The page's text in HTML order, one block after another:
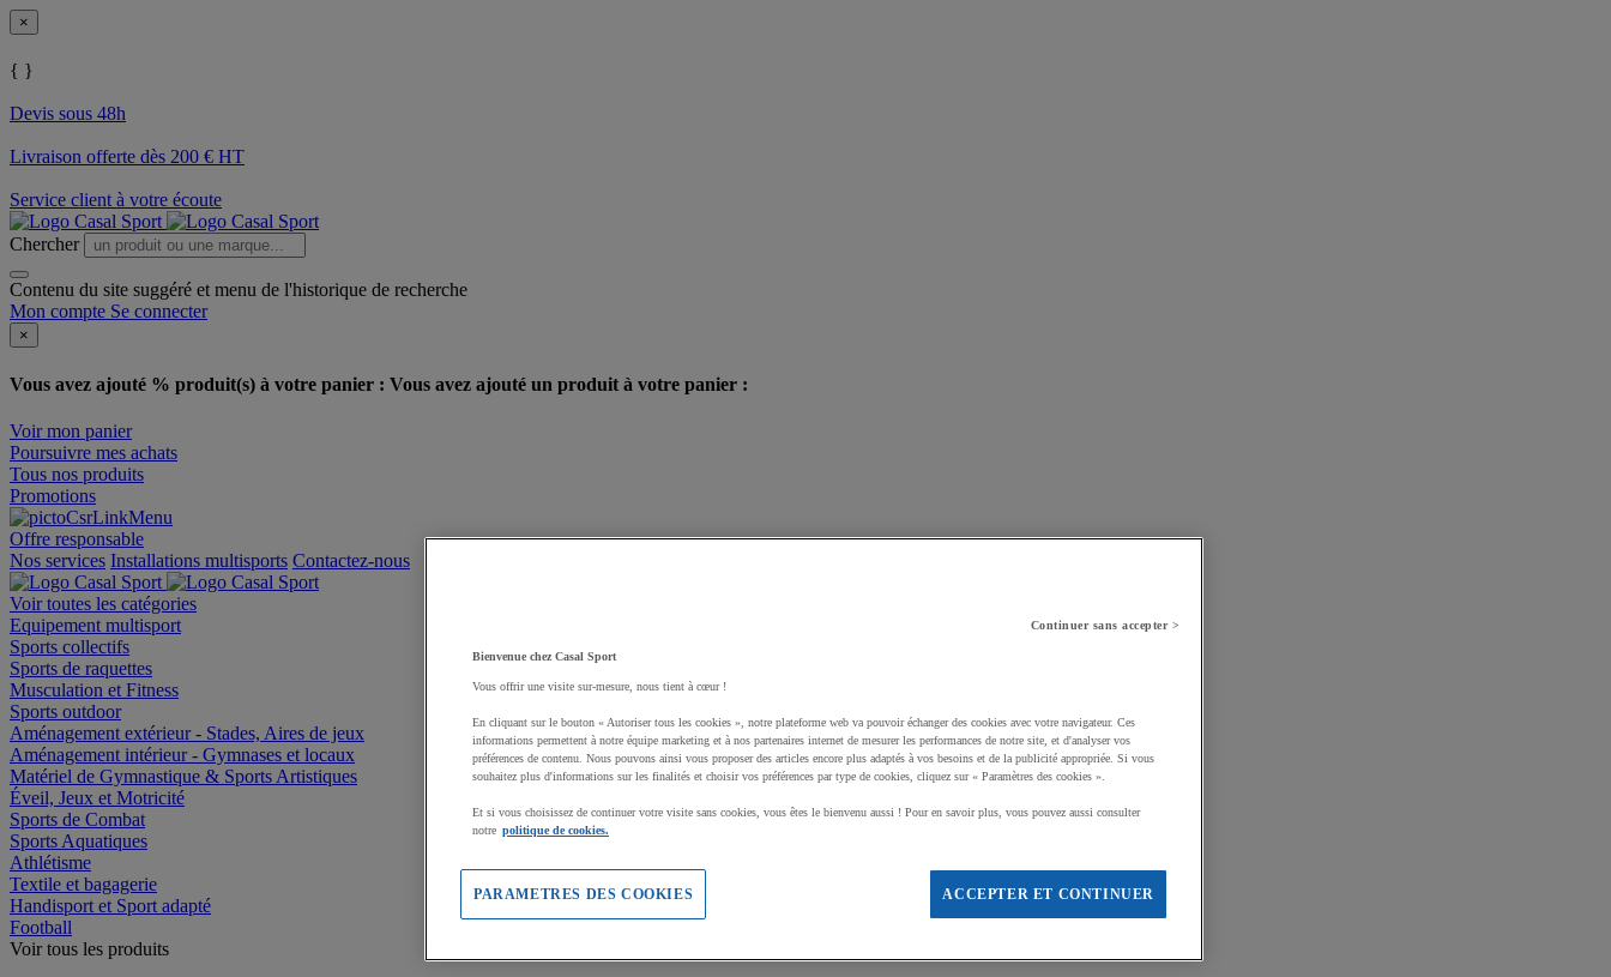
×
{ }
Devis sous 48h
Livraison offerte dès 200 € HT
Service client à votre écoute
Chercher
Contenu du site suggéré et menu de l'historique de recherche
Mon compte Se connecter
×
Vous avez ajouté % produit(s) à votre panier : Vous avez ajouté un produit à votre panier :
Voir mon panier
Poursuivre mes achats
Tous nos produits
Promotions
Offre responsable
Nos services Installations multisports Contactez-nous
Voir toutes les catégories
Equipement multisport
Sports collectifs
Sports de raquettes
Musculation et Fitness
Sports outdoor
Aménagement extérieur - Stades, Aires de jeux
Aménagement intérieur - Gymnases et locaux
Matériel de Gymnastique & Sports Artistiques
Éveil, Jeux et Motricité
Sports de Combat
Sports Aquatiques
Athlétisme
Textile et bagagerie
Handisport et Sport adapté
Football
Voir tous les produits
Continuer sans accepter >
Bienvenue chez Casal Sport
Vous offrir une visite sur-mesure, nous tient à cœur !
En cliquant sur le bouton « Autoriser tous les cookies », notre plateforme web va pouvoir échanger des cookies avec votre navigateur. Ces
informations permettent à notre équipe marketing et à nos partenaires internet de mesurer les performances de notre site, et d'analyser vos
préférences de contenu. Nous pouvons ainsi vous proposer des articles encore plus adaptés à vos besoins et de la publicité appropriée. Si vous
souhaitez plus d'informations sur les finalités et choisir vos préférences par type de cookies, cliquez sur « Paramètres des cookies ».
Et si vous choisissez de continuer votre visite sans cookies, vous êtes le bienvenu aussi ! Pour en savoir plus, vous pouvez aussi consulter
notre politique de cookies.
ACCEPTER ET CONTINUER
PARAMETRES DES COOKIES